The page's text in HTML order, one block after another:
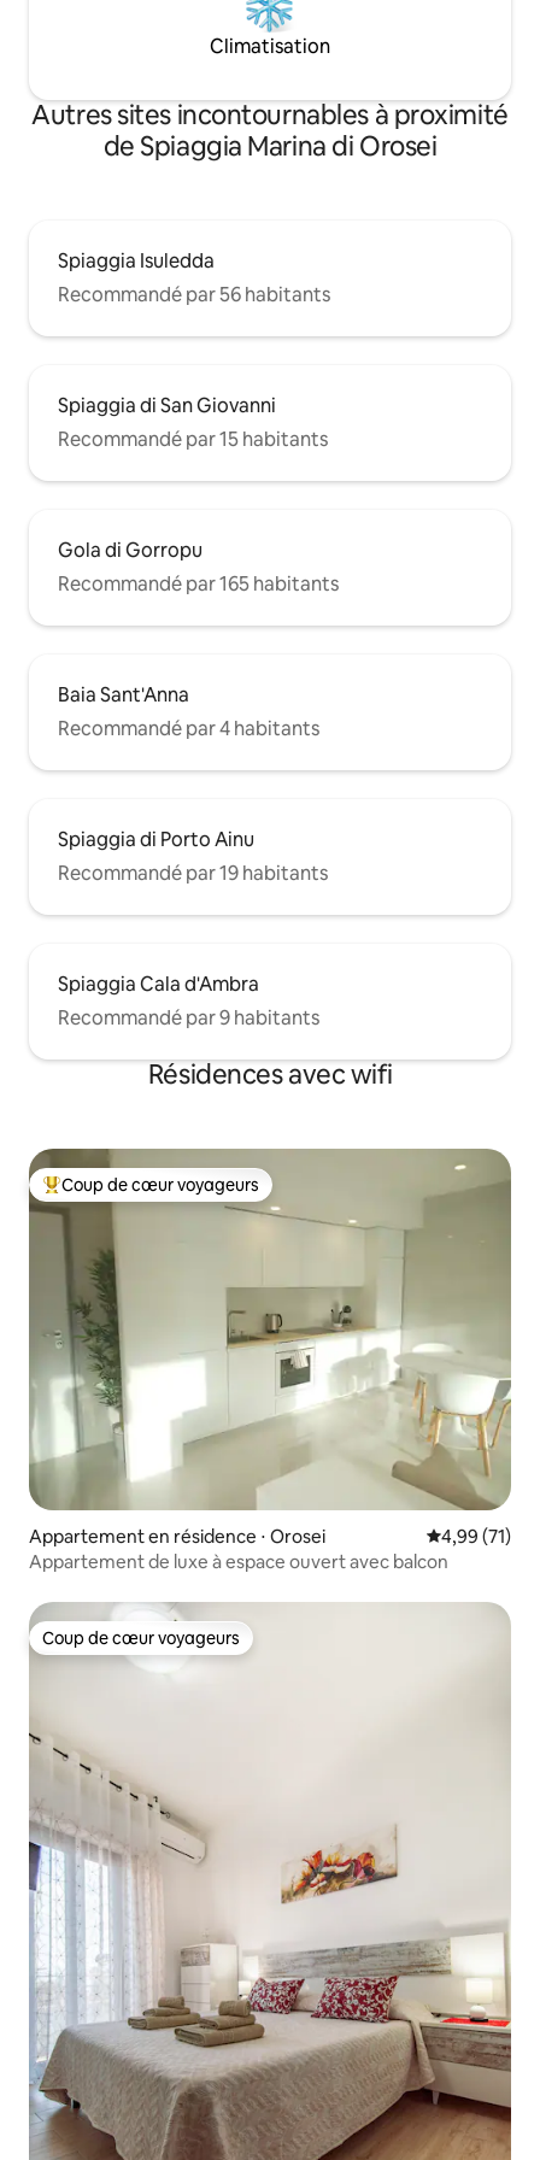
Climatisation
Autres sites incontournables à proximité
de Spiaggia Marina di Orosei
Spiaggia Isuledda
Recommandé par 56 habitants
Spiaggia di San Giovanni
Recommandé par 15 habitants
Gola di Gorropu
Recommandé par 165 habitants
Baia Sant'Anna
Recommandé par 4 habitants
Spiaggia di Porto Ainu
Recommandé par 19 habitants
Spiaggia Cala d'Ambra
Recommandé par 9 habitants
Résidences avec wifi
Coups de cœur voyageurs les plus appréciés
Coup de cœur voyageurs
Appartement en résidence ⋅ Orosei Évaluation
4,99 (71)
Appartement de luxe à espace ouvert avec balcon
Coup de cœur voyageurs
Coup de cœur voyageurs